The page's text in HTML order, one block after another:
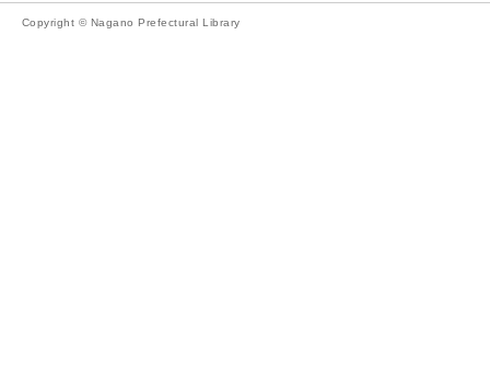
Copyright © Nagano Prefectural Library